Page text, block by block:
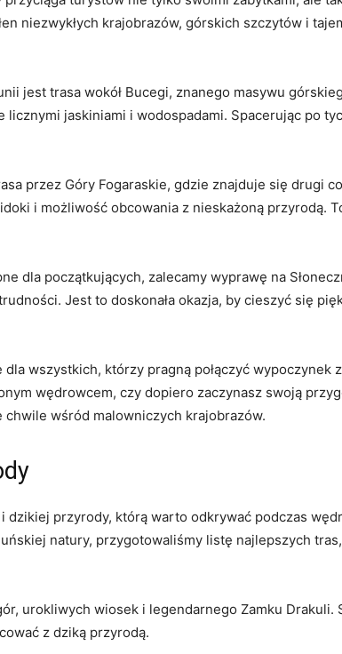
niezwykłych krajobrazów, górskich szczytów i
jest trasa wokół Bucegi, ​znanego masywu
jaskiniami i wodospadami.‌ Spacerując po⁢
przez Góry Fogaraskie, gdzie znajduje się ​drugi
i możliwość ⁤obcowania z ⁤nieskażoną przyrodą.
dla początkujących, zalecamy wyprawę na⁤
Jest to doskonała okazja, by cieszyć się
wszystkich, którzy ​pragną połączyć wypoczynek
wędrowcem, czy dopiero zaczynasz swoją​
chwile ​wśród malowniczych krajobrazów.
dzikiej przyrody, którą warto odkrywać podczas
natury, przygotowaliśmy listę najlepszych‍
⁣urokliwych wiosek i legendarnego Zamku
z dziką⁢ przyrodą.